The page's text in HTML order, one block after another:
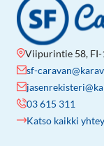
Viipurintie 58,
sf-
03 615 311
Katso kaikki